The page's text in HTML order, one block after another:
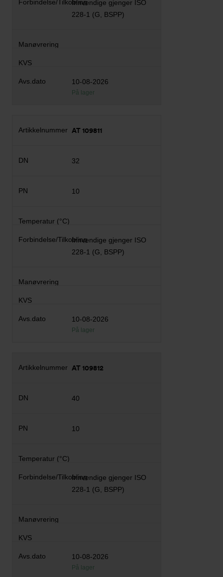
Innvendige gjenger ISO
228-1 (G, BSPP)
10-08-2026
På lager
AT 109811
32
10
Innvendige gjenger ISO
228-1 (G, BSPP)
10-08-2026
På lager
AT 109812
40
10
Innvendige gjenger ISO
228-1 (G, BSPP)
10-08-2026
På lager